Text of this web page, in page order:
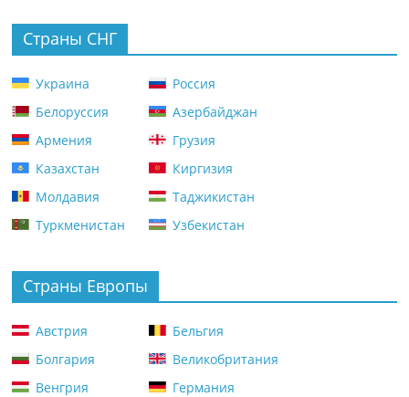
Страны СНГ
Украина
Россия
Белоруссия
Азербайджан
Армения
Грузия
Казахстан
Киргизия
Молдавия
Таджикистан
Туркменистан
Узбекистан
Страны Европы
Австрия
Бельгия
Болгария
Великобритания
Венгрия
Германия